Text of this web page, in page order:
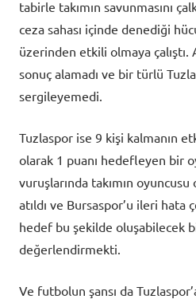
tabirle takımın savunmasını
ceza sahası içinde denediği
üzerinden etkili olmaya çalıştı.
sonuç alamadı ve bir türlü
sergileyemedi.
Tuzlaspor ise 9 kişi kalmanın
olarak 1 puanı hedefleyen bir
vuruşlarında takımın
atıldı ve Bursaspor’u ileri hata
hedef bu şekilde oluşabilecek
değerlendirmekti.
Ve futbolun şansı da